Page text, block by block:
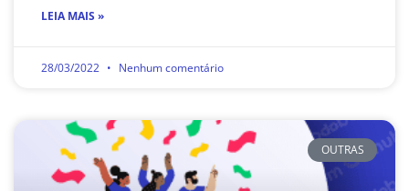
LEIA MAIS »
28/03/2022 Nenhum comentário
OUTRAS